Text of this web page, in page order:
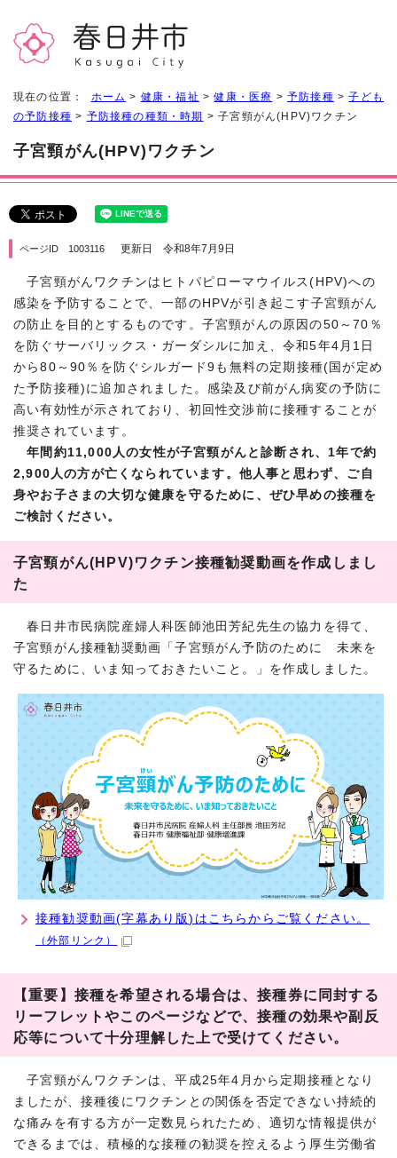
現在の位置： ホーム > 健康・福祉 >健康・医療 >予防接種 >子ども
の予防接種 > 予防接種の種類・時期 > 子宮頸がん(HPV)ワクチン
子宮頸がん(HPV)ワクチン
ページID 1003116 更新日 令和8年7月9日
子宮頸がんワクチンはヒトパピローマウイルス(HPV)への
感染を予防することで、一部のHPVが引き起こす子宮頸がん
の防止を目的とするものです。子宮頸がんの原因の50～70％
を防ぐサーバリックス・ガーダシルに加え、令和5年4月1日
から80～90％を防ぐシルガード9も無料の定期接種(国が定め
た予防接種)に追加されました。感染及び前がん病変の予防に
高い有効性が示されており、初回性交渉前に接種することが
推奨されています。
年間約11,000人の女性が子宮頸がんと診断され、1年で約
2,900人の方が亡くなられています。他人事と思わず、ご自
身やお子さまの大切な健康を守るために、ぜひ早めの接種を
ご検討ください。
子宮頸がん(HPV)ワクチン接種勧奨動画を作成しまし
た
春日井市民病院産婦人科医師池田芳紀先生の協力を得て、
子宮頸がん接種勧奨動画「子宮頸がん予防のために 未来を
守るために、いま知っておきたいこと。」を作成しました。
接種勧奨動画(字幕あり版)はこちらからご覧ください。
（外部リンク）
【重要】接種を希望される場合は、接種券に同封する
リーフレットやこのページなどで、接種の効果や副反
応等について十分理解した上で受けてください。
子宮頸がんワクチンは、平成25年4月から定期接種となり
ましたが、接種後にワクチンとの関係を否定できない持続的
な痛みを有する方が一定数見られたため、適切な情報提供が
できるまでは、積極的な接種の勧奨を控えるよう厚生労働省